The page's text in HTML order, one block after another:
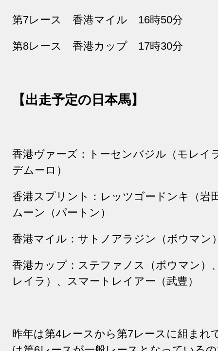
第7レース 香港マイル 16時50分
第8レース 香港カップ 17時30分
【出走予定の日本馬】
香港ヴァーズ：トーセンバジル（モレイ
デムーロ）
香港スプリント：レッツゴードンキ（岩
ムーン（パートン）
香港マイル：サトノアラジン（ボウマン
香港カップ：ステファノス（ボウマン）
レイラ）、スマートレイアー（武豊）
昨年は第4レースから第7レースに組まれ